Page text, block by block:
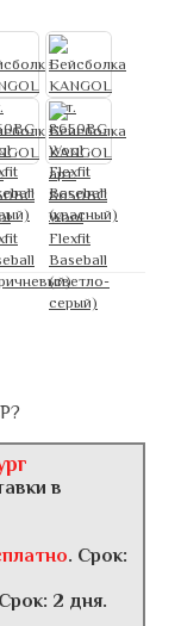
в
. Срок:
2 дня.